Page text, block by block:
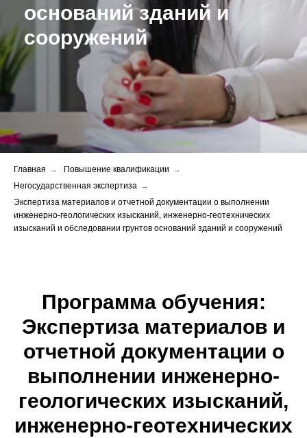
оснований зданий и
сооружений
Главная → Повышение квалификации →
Негосударственная экспертиза →
Экспертиза материалов и отчетной документации о выполнении
инженерно-геологических изысканий, инженерно-геотехнических
изысканий и обследовании грунтов оснований зданий и сооружений
Программа обучения:
Экспертиза материалов и
отчетной документации о
выполнении инженерно-
геологических изысканий,
инженерно-геотехнических